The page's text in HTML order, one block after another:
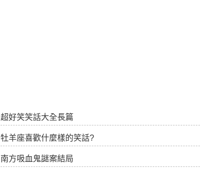
超好笑笑話大全長篇
牡羊座喜歡什麼樣的笑話?
南方吸血鬼謎案結局